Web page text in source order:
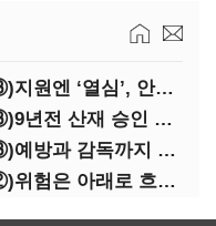
(반도체 하청노동자의 눈물③)지원엔 ‘열심’, 안전엔 ‘무심’
(반도체 하청노동자의 눈물③)9년전 산재 승인 간소화 제도…현장선 ‘문턱’ 여전
(반도체 하청노동자의 눈물③)예방과 감독까지 기업 책임
(반도체 하청노동자의 눈물②)위험은 아래로 흐른다